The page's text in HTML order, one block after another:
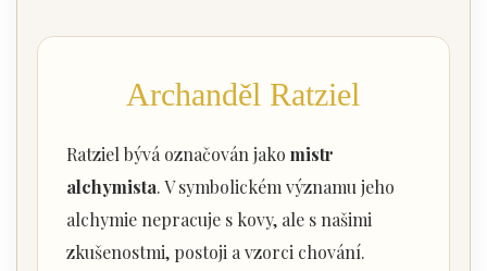
Archanděl Ratziel
Ratziel bývá označován jako mistr
alchymista. V symbolickém významu jeho
alchymie nepracuje s kovy, ale s našimi
zkušenostmi, postoji a vzorci chování.